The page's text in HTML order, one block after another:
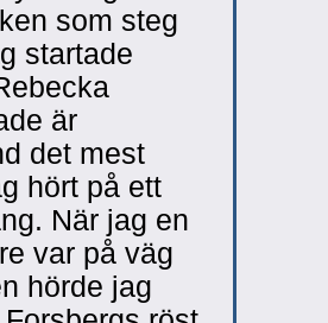
som steg
startade
är
det mest
hört på ett
När jag en
var på väg
hörde jag